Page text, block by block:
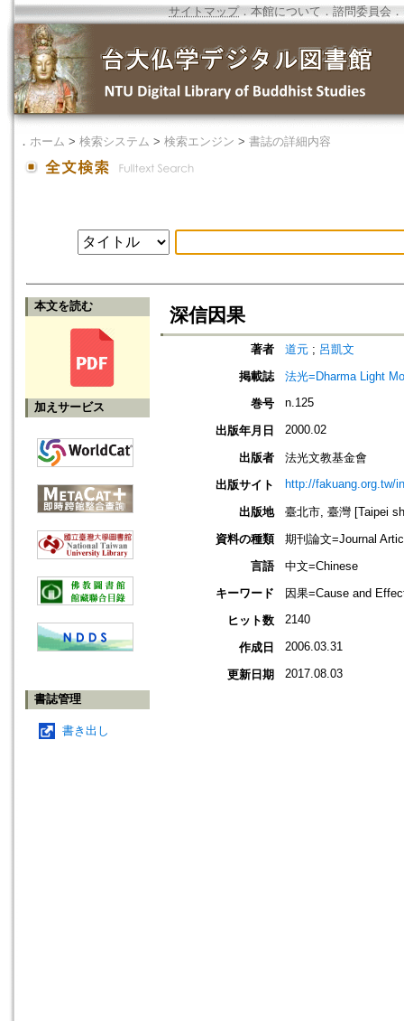
サイトマップ．本館について ． 諮問委員会 ．
． ホーム > 検索システム > 検索エンジン > 書誌の詳細内容
本文を読む
加えサービス
書誌管理
書き出し
深信因果
著者 道元 ; 呂凱文
掲載誌
法光=Dharma Light
巻号
n.125
出版年月日 2000.02
出版者
法光文教基金會
出版サイト
http://fakuang.org.tw/
出版地
臺北市, 臺灣 [Taipei
資料の種類
期刊論文=Journal
言語
中文=Chinese
キーワード
因果=Cause and
ヒット数
2140
作成日 2006.03.31
更新日期 2017.08.03